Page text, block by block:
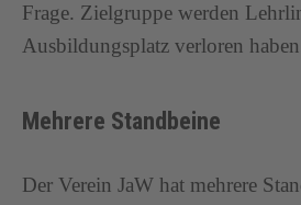
Frage. Zielgruppe werden
Ausbildungsplatz verloren
Mehrere Standbeine
Der Verein JaW hat mehrere